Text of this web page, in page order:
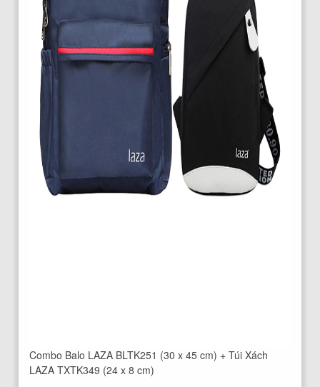
Combo Balo LAZA BLTK251 (30 x 45 cm) + Túi Xách
LAZA TXTK349 (24 x 8 cm)